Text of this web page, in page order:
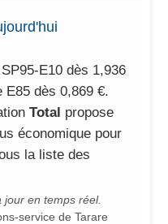
E10 dès 1,936
E85 dès 0,869 €.
Total propose
économique pour
la liste des
en temps réel.
service de Tarare